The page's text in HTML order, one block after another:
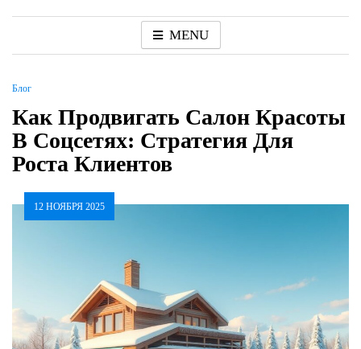
MENU
Блог
Как Продвигать Салон Красоты
В Соцсетях: Стратегия Для
Роста Клиентов
12 НОЯБРЯ 2025